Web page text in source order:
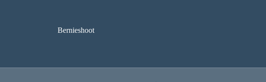
Bernieshoot